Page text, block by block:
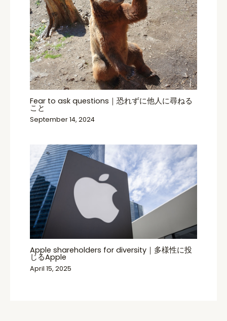
Fear to ask questions｜恐れずに他人に尋ねる
こと
September 14, 2024
Apple shareholders for diversity｜多様性に投
じるApple
April 15, 2025